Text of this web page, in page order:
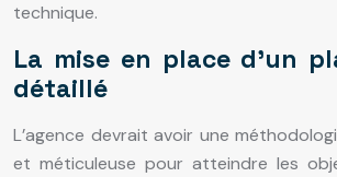
technique.
La mise en place d’un
détaillé
L’agence devrait avoir une
et méticuleuse pour atteindre les